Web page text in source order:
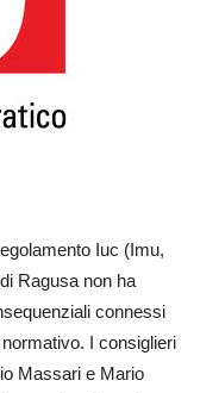
Iuc (Imu,
Ragusa non ha
connessi
I consiglieri
Massari e Mario